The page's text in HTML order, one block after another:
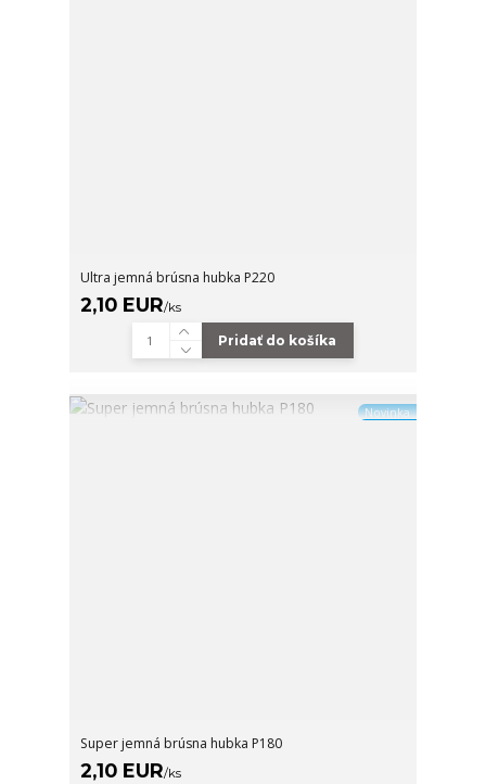
Ultra jemná brúsna hubka P220
2,10 EUR/ks
Pridať do košíka
Novinka
Super jemná brúsna hubka P180
2,10 EUR/ks